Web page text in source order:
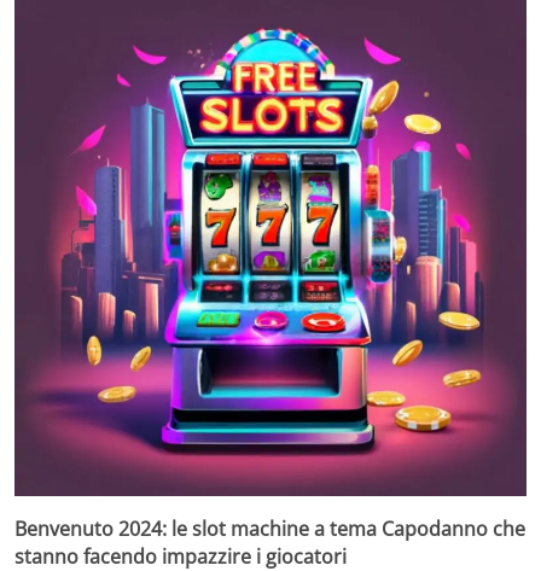
Benvenuto 2024: le slot machine a tema Capodanno che
stanno facendo impazzire i giocatori